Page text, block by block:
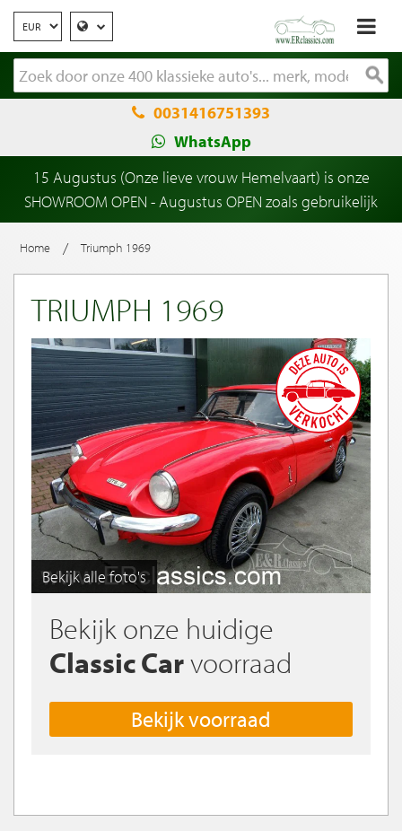
0031416751393
WhatsApp
15 Augustus (Onze lieve vrouw Hemelvaart) is onze
SHOWROOM OPEN - Augustus OPEN zoals gebruikelijk
Home / Triumph 1969
TRIUMPH 1969
Bekijk alle foto's
Bekijk onze huidige
Classic Carvoorraad
Bekijk voorraad